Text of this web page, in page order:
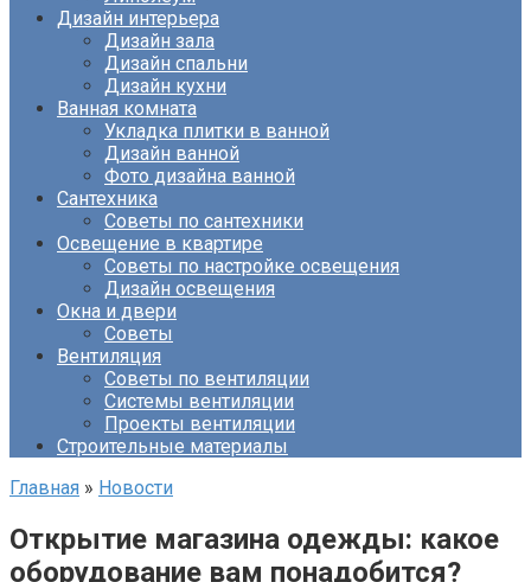
Дизайн интерьера
Дизайн зала
Дизайн спальни
Дизайн кухни
Ванная комната
Укладка плитки в ванной
Дизайн ванной
Фото дизайна ванной
Сантехника
Советы по сантехники
Освещение в квартире
Советы по настройке освещения
Дизайн освещения
Окна и двери
Советы
Вентиляция
Советы по вентиляции
Системы вентиляции
Проекты вентиляции
Строительные материалы
Главная » Новости
Открытие магазина одежды: какое
оборудование вам понадобится?